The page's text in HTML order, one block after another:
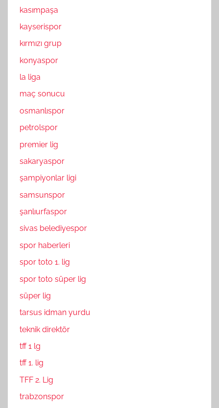
kasımpaşa
kayserispor
kırmızı grup
konyaspor
la liga
maç sonucu
osmanlıspor
petrolspor
premier lig
sakaryaspor
şampiyonlar ligi
samsunspor
şanlıurfaspor
sivas belediyespor
spor haberleri
spor toto 1. lig
spor toto süper lig
süper lig
tarsus idman yurdu
teknik direktör
tff 1 lg
tff 1. lig
TFF 2. Lig
trabzonspor